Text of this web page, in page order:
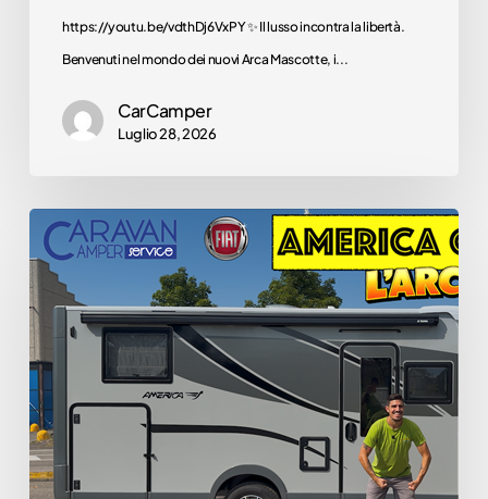
https://youtu.be/vdthDj6VxPY ✨ Il lusso incontra la libertà.
Benvenuti nel mondo dei nuovi Arca Mascotte, i...
CarCamper
Luglio 28, 2026
Arca
America
C699LG
–
IL
COMPATTO
CHE
HA
nostre offerte. Il
è qui!